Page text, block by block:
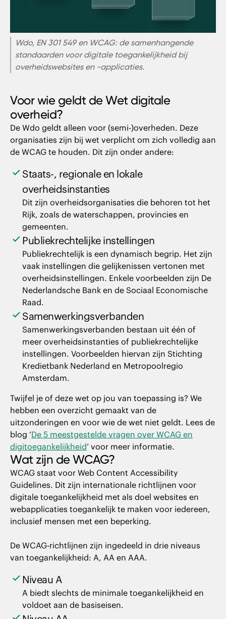
Wdo, EN 301 549 en WCAG: de samenhangende
standaarden voor digitale toegankelijkheid bij
overheidswebsites en -applicaties.
Voor wie geldt de Wet digitale
overheid?
De Wdo geldt alleen voor (semi-)overheden. Deze
organisaties zijn bij wet verplicht om zich volledig aan
de WCAG te houden. Dit zijn onder andere:
Staats-, regionale en lokale
overheidsinstanties
Dit zijn overheidsorganisaties die behoren tot het
Rijk, zoals de waterschappen, provincies en
gemeenten.
Publiekrechtelijke instellingen
Publiekrechtelijk is een dynamisch begrip. Het zijn
vaak instellingen die gelijkenissen vertonen met
overheidsinstellingen. Enkele voorbeelden zijn De
Nederlandsche Bank en de Sociaal Economische
Raad.
Samenwerkingsverbanden
Samenwerkingsverbanden bestaan uit één of
meer overheidsinstanties of publiekrechtelijke
instellingen. Voorbeelden hiervan zijn Stichting
Kredietbank Nederland en Metropoolregio
Amsterdam.
Twijfel je of deze wet op jou van toepassing is? We
hebben een overzicht gemaakt van de
uitzonderingen en voor wie de wet niet geldt. Lees de
blog ‘De 5 meestgestelde vragen over WCAG en
digitoegankelijkheid’ voor meer informatie.
Wat zijn de WCAG?
WCAG staat voor Web Content Accessibility
Guidelines. Dit zijn internationale richtlijnen voor
digitale toegankelijkheid met als doel websites en
webapplicaties toegankelijk te maken voor iedereen,
inclusief mensen met een beperking.
De WCAG-richtlijnen zijn ingedeeld in drie niveaus
van toegankelijkheid: A, AA en AAA.
Niveau A
A biedt slechts de minimale toegankelijkheid en
voldoet aan de basiseisen.